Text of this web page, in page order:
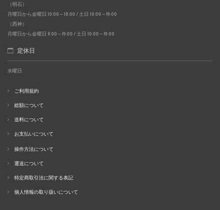
（明石）
月曜日から金曜日 10:00～18:00 / 土日 10:00～19:00
（西神）
月曜日から金曜日 11:00～19:00 / 土日 10:00～19:00
定休日
水曜日
ご利用規約
総額について
送料について
お支払いについて
操作方法について
運送について
特定商取引法に関する表記
個人情報の取り扱いについて